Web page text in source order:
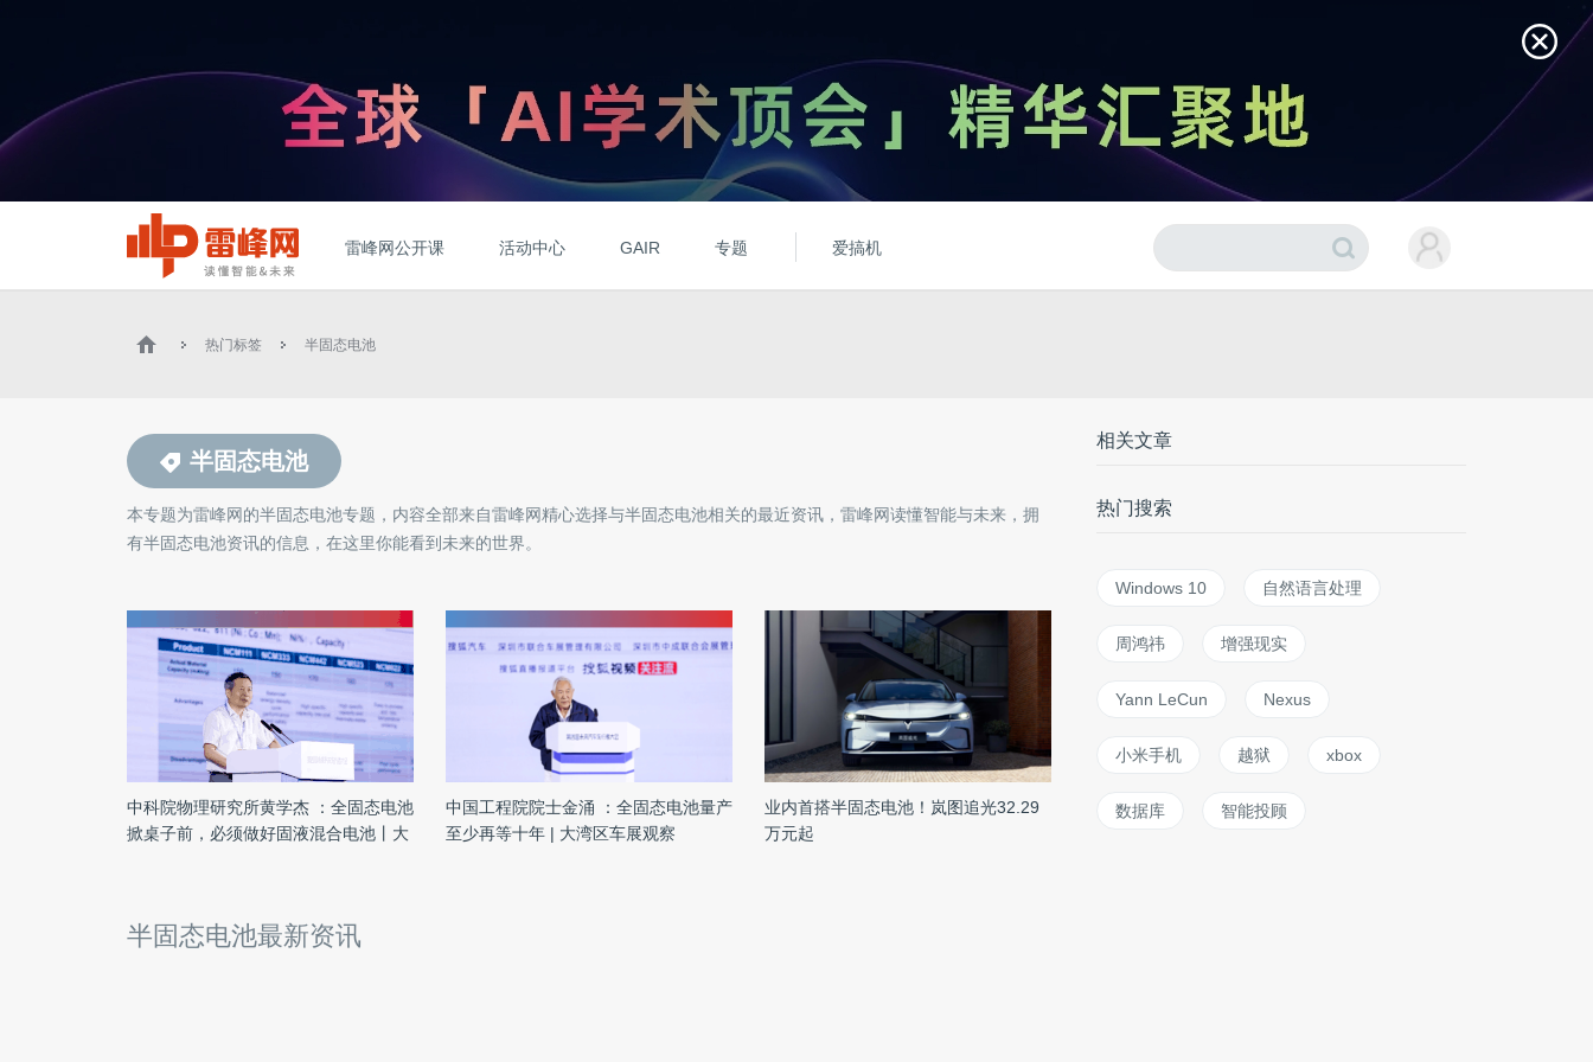
雷峰网公开课 活动中心 GAIR 专题 爱搞机
热门标签 半固态电池
半固态电池
本专题为雷峰网的半固态电池专题，内容全部来自雷峰网精心选择与半固态电池相关的最近资讯，雷峰网读懂智能与未来，拥
有半固态电池资讯的信息，在这里你能看到未来的世界。
中科院物理研究所黄学杰 ：全固态电池
掀桌子前，必须做好固液混合电池丨大
中国工程院院士金涌 ：全固态电池量产
至少再等十年 | 大湾区车展观察
业内首搭半固态电池！岚图追光32.29
万元起
半固态电池最新资讯
相关文章
热门搜索
Windows 10 自然语言处理
周鸿祎 增强现实
Yann LeCun Nexus
小米手机 越狱 xbox
数据库 智能投顾